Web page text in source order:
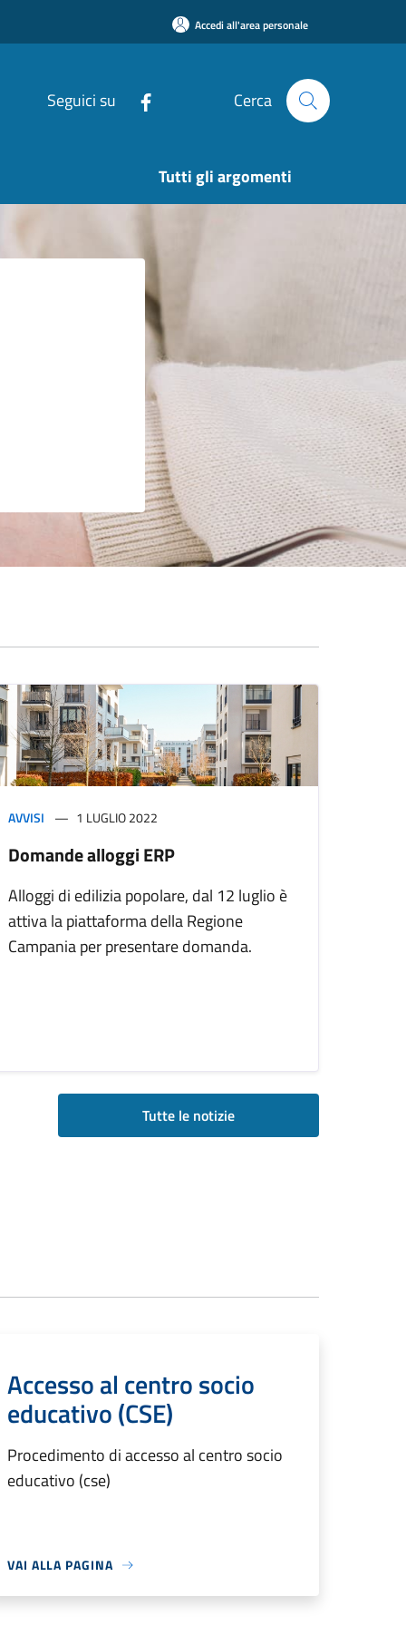
Accedi all'area personale
Seguici su Cerca
Tutti gli argomenti
AVVISI 1 LUGLIO 2022
Domande alloggi ERP
Alloggi di edilizia popolare, dal 12 luglio è
attiva la piattaforma della Regione
Campania per presentare domanda.
Tutte le notizie
Accesso al centro socio
educativo (CSE)
Procedimento di accesso al centro socio
educativo (cse)
VAI ALLA PAGINA